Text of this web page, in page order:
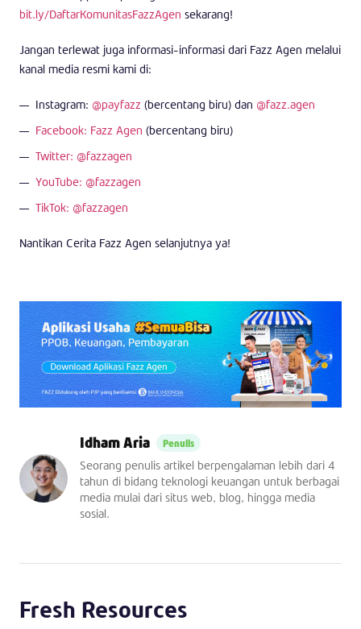
bit.ly/DaftarKomunitasFazzAgen sekarang!
Jangan terlewat juga informasi-informasi dari Fazz Agen melalui
kanal media resmi kami di:
Instagram: @payfazz (bercentang biru) dan @fazz.agen
Facebook: Fazz Agen (bercentang biru)
Twitter: @fazzagen
YouTube: @fazzagen
TikTok: @fazzagen
Nantikan Cerita Fazz Agen selanjutnya ya!
Idham Aria
Seorang penulis artikel berpengalaman lebih dari 4
tahun di bidang teknologi keuangan untuk berbagai
media mulai dari situs web, blog, hingga media
sosial.
Fresh Resources